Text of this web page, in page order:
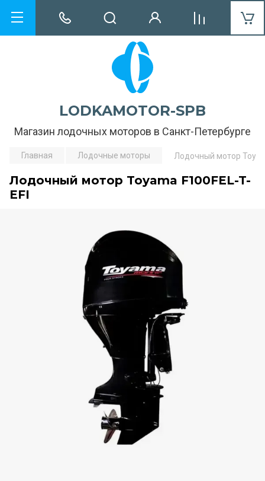
LODKAMOTOR-SPB
Магазин лодочных моторов в Санкт-Петербурге
Главная Лодочные моторы Лодочный мотор
Лодочный мотор Toyama F100FEL-T-
EFI